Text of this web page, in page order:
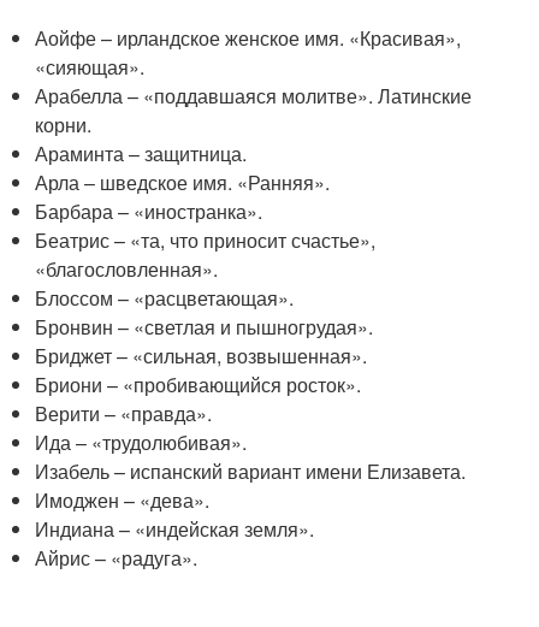
Аойфе – ирландское женское имя. «Красивая»,
«сияющая».
Арабелла – «поддавшаяся молитве». Латинские
корни.
Араминта – защитница.
Арла – шведское имя. «Ранняя».
Барбара – «иностранка».
Беатрис – «та, что приносит счастье»,
«благословленная».
Блоссом – «расцветающая».
Бронвин – «светлая и пышногрудая».
Бриджет – «сильная, возвышенная».
Бриони – «пробивающийся росток».
Верити – «правда».
Ида – «трудолюбивая».
Изабель – испанский вариант имени Елизавета.
Имоджен – «дева».
Индиана – «индейская земля».
Айрис – «радуга».